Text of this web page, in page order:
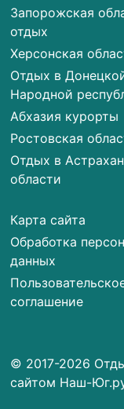
Запорожская
отдых
Херсонская
Отдых в
Народной
Абхазия курорты
Ростовская
Отдых в
области
Карта сайта
Обработка
данных
соглашение
© 2017-2026
сайтом Наш-